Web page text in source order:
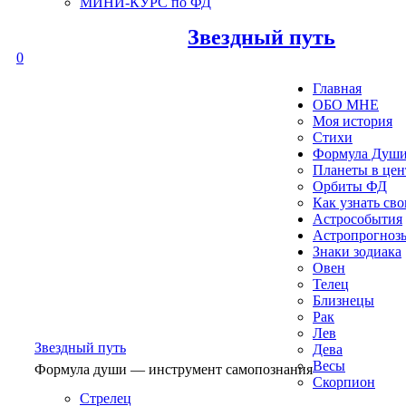
Звездный путь
0
Звездный путь
Формула души — инструмент самопознания
Главная
ОБО МНЕ
Моя история
Стихи
Формула Души
Планеты в
Орбиты ФД
Как узнать
Астрособытия
Знаки зодиака
Овен
Телец
Близнецы
Рак
Лев
Дева
Весы
Скорпион
Стрелец